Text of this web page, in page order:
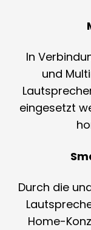
In
und
eingesetzt
Durch die
Home-